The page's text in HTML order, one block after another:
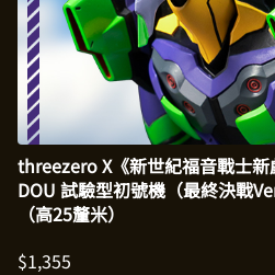
threezero X《新世紀福音戰士
DOU 試驗型初號機（最終決戰
（高25釐米）
$1,355